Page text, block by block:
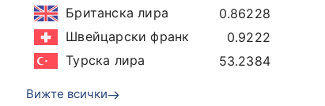
Британска лира
0.86228
Швейцарски франк
0.9222
Турска лира
53.2384
Вижте всички